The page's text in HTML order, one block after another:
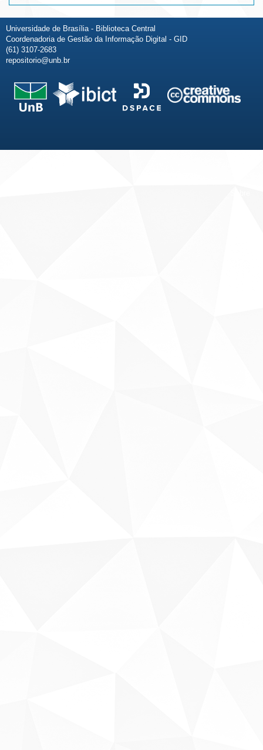
Universidade de Brasília - Biblioteca Central
Coordenadoria de Gestão da Informação Digital - GID
(61) 3107-2683
repositorio@unb.br